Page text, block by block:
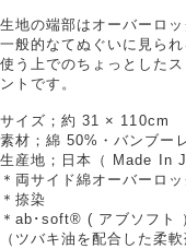
生地の端部はオーバーロ
一般的なてぬぐいに見られ
使う上でのちょっとした
ントです。
サイズ；約 31 × 110cm
素材；綿 50%・バンブー
生産地；日本（ Made In
＊両サイド綿オーバーロ
＊捺染
＊ab･soft® ( アブソフト
（ツバキ油を配合した柔